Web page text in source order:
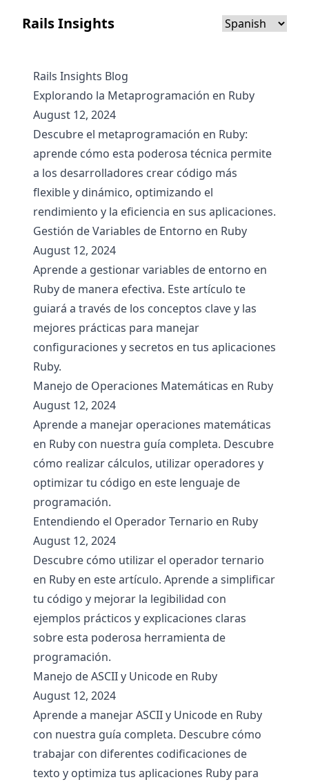
Rails Insights
Rails Insights Blog
Explorando la Metaprogramación en Ruby
August 12, 2024
Descubre el metaprogramación en Ruby:
aprende cómo esta poderosa técnica permite
a los desarrolladores crear código más
flexible y dinámico, optimizando el
rendimiento y la eficiencia en sus aplicaciones.
Gestión de Variables de Entorno en Ruby
August 12, 2024
Aprende a gestionar variables de entorno en
Ruby de manera efectiva. Este artículo te
guiará a través de los conceptos clave y las
mejores prácticas para manejar
configuraciones y secretos en tus aplicaciones
Ruby.
Manejo de Operaciones Matemáticas en Ruby
August 12, 2024
Aprende a manejar operaciones matemáticas
en Ruby con nuestra guía completa. Descubre
cómo realizar cálculos, utilizar operadores y
optimizar tu código en este lenguaje de
programación.
Entendiendo el Operador Ternario en Ruby
August 12, 2024
Descubre cómo utilizar el operador ternario
en Ruby en este artículo. Aprende a simplificar
tu código y mejorar la legibilidad con
ejemplos prácticos y explicaciones claras
sobre esta poderosa herramienta de
programación.
Manejo de ASCII y Unicode en Ruby
August 12, 2024
Aprende a manejar ASCII y Unicode en Ruby
con nuestra guía completa. Descubre cómo
trabajar con diferentes codificaciones de
texto y optimiza tus aplicaciones Ruby para